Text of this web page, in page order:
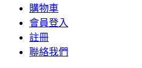
購物車
會員登入
註冊
聯絡我們